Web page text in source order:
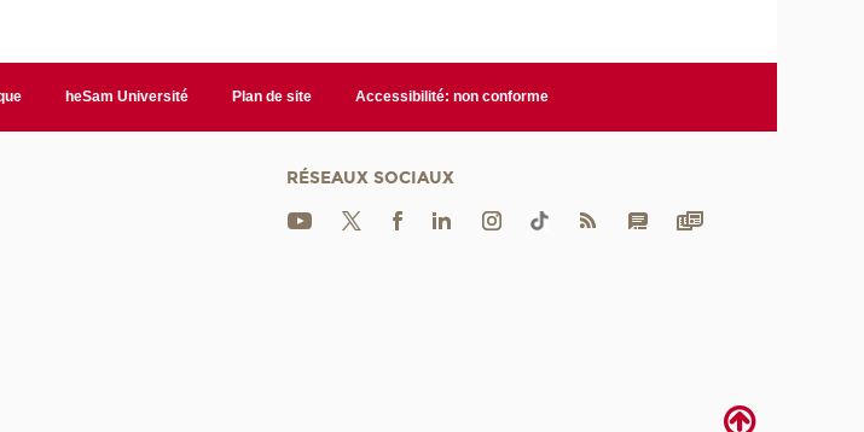
heSam Université Plan de site Accessibilité: non conforme
RÉSEAUX SOCIAUX